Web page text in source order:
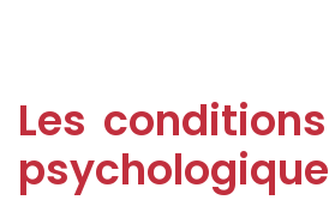
Les
psychologique